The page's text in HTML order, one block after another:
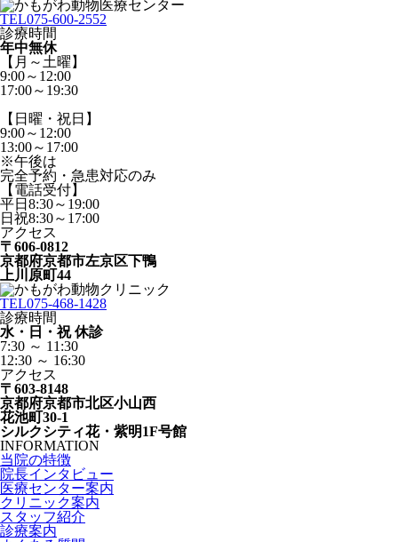
TEL075-600-2552
診療時間
年中無休
【月～土曜】
9:00～12:00
17:00～19:30
【日曜・祝日】
9:00～12:00
13:00～17:00
※午後は
完全予約・急患対応のみ
【電話受付】
平日8:30～19:00
日祝8:30～17:00
アクセス
〒606-0812
京都府京都市左京区下鴨
上川原町44
TEL075-468-1428
診療時間
水・日・祝 休診
7:30 ～ 11:30
12:30 ～ 16:30
アクセス
〒603-8148
京都府京都市北区小山西
花池町30-1
シルクシティ花・紫明1F号館
INFORMATION
当院の特徴
院長インタビュー
医療センター案内
クリニック案内
スタッフ紹介
診療案内